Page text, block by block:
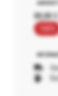
00,00